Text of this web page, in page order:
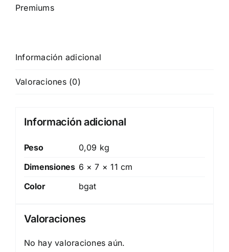
Premiums
Información adicional
Valoraciones (0)
Información adicional
Peso
0,09 kg
Dimensiones 6 × 7 × 11 cm
Color
bgat
Valoraciones
No hay valoraciones aún.